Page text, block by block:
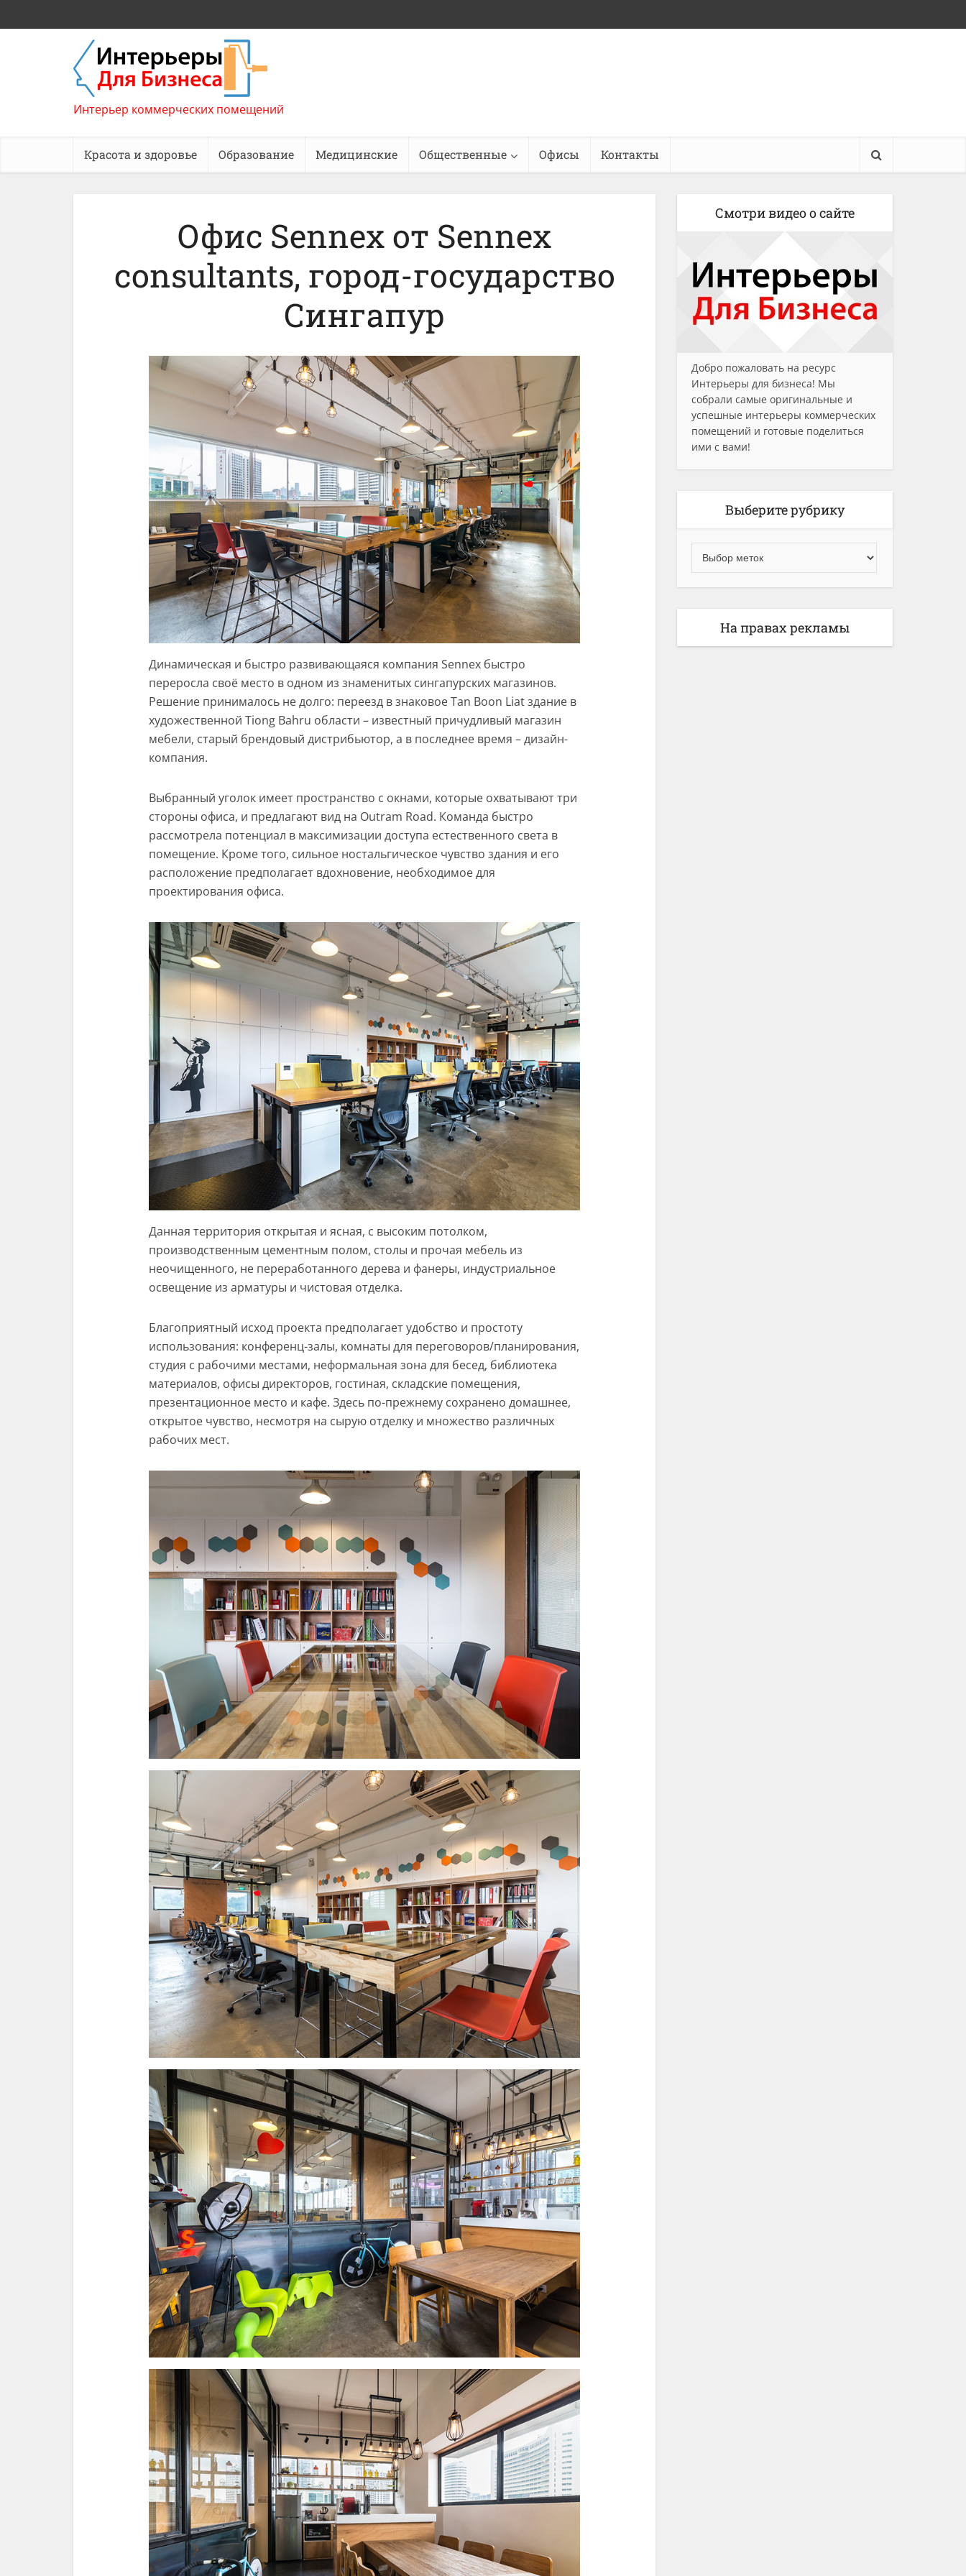
Интерьер коммерческих помещений
Красота и здоровье Образование Медицинские Общественные Офисы Контакты
Офис Sennex от Sennex
consultants, город-государство
Сингапур
Динамическая и быстро развивающаяся компания Sennex быстро
переросла своё место в одном из знаменитых сингапурских магазинов.
Решение принималось не долго: переезд в знаковое Tan Boon Liat здание в
художественной Tiong Bahru области – известный причудливый магазин
мебели, старый брендовый дистрибьютор, а в последнее время – дизайн-
компания.
Выбранный уголок имеет пространство с окнами, которые охватывают три
стороны офиса, и предлагают вид на Outram Road. Команда быстро
рассмотрела потенциал в максимизации доступа естественного света в
помещение. Кроме того, сильное ностальгическое чувство здания и его
расположение предполагает вдохновение, необходимое для
проектирования офиса.
Данная территория открытая и ясная, с высоким потолком,
производственным цементным полом, столы и прочая мебель из
неочищенного, не переработанного дерева и фанеры, индустриальное
освещение из арматуры и чистовая отделка.
Благоприятный исход проекта предполагает удобство и простоту
использования: конференц-залы, комнаты для переговоров/планирования,
студия с рабочими местами, неформальная зона для бесед, библиотека
материалов, офисы директоров, гостиная, складские помещения,
презентационное место и кафе. Здесь по-прежнему сохранено домашнее,
открытое чувство, несмотря на сырую отделку и множество различных
рабочих мест.
Смотри видео о сайте
Добро пожаловать на ресурс
Интерьеры для бизнеса! Мы
собрали самые оригинальные и
успешные интерьеры коммерческих
помещений и готовые поделиться
ими с вами!
Выберите рубрику
На правах рекламы